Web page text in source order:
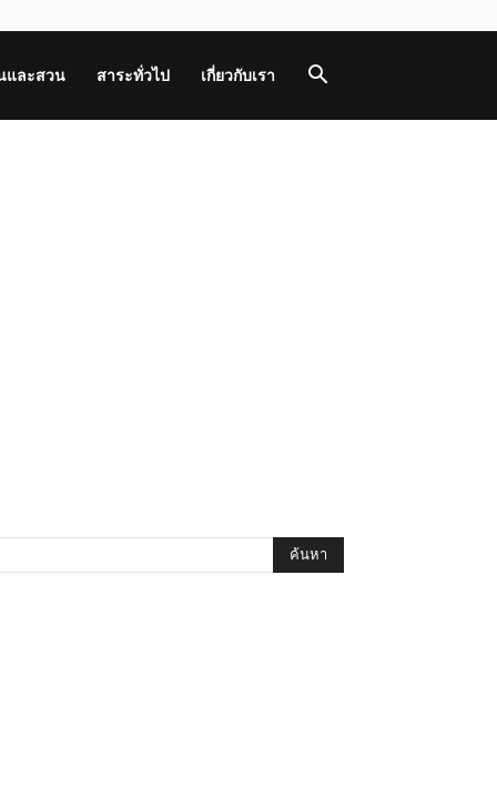
และสวน สาระทั่วไป เกี่ยวกับเรา